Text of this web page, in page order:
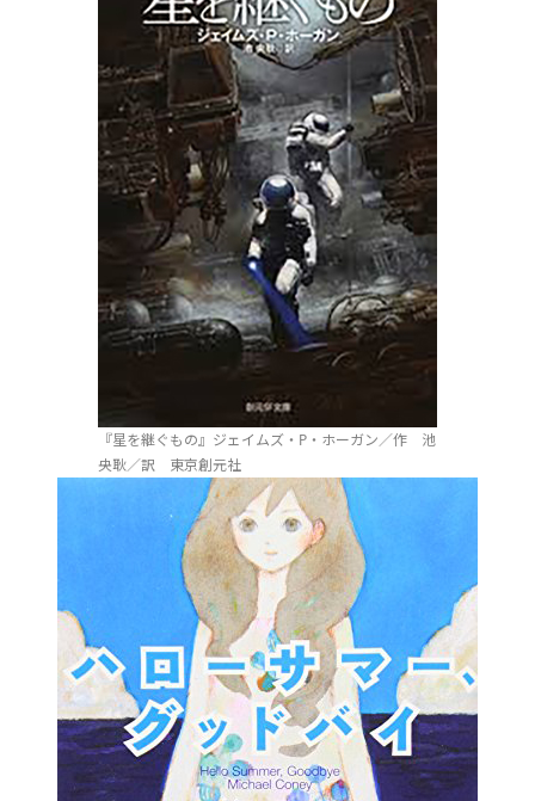
『星を継ぐもの』ジェイムズ・P・ホーガン／作 池
央耿／訳 東京創元社